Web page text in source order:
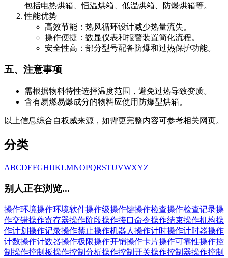
包括电热烘箱、恒温烘箱、低温烘箱、防爆烘箱等。
性能优势
高效节能：热风循环设计减少热量流失。
操作便捷：数显仪表和报警装置简化流程。
安全性高：部分型号配备防爆和过热保护功能。
五、注意事项
需根据物料特性选择温度范围，避免过热导致变质。
含有易燃易爆成分的物料应使用防爆型烘箱。
以上信息综合自权威来源，如需更完整内容可参考相关网页。
分类
ABCDEFGHIJKLMNOPQRSTUVWXYZ
别人正在浏览...
操作环境操作环境软件操作级操作键操作检查操作检查记录操
作交错操作寄存器操作阶段操作接口命令操作结束操作机构操
作计划 操作记录操作禁止操作机器人 操作计时操作计时器操作
计数操作计数器操作极限操作开销操作卡片操作可靠性操作控
制 操作控制板操作控制分析操作控制开关操作控制器操作控制